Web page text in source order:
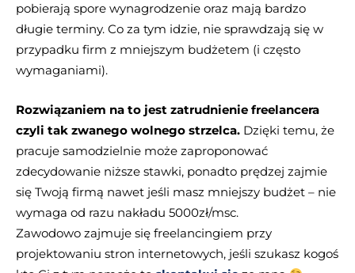
pobierają spore wynagrodzenie oraz mają bardzo
długie terminy. Co za tym idzie, nie sprawdzają się w
przypadku firm z mniejszym budżetem (i często
wymaganiami).
Rozwiązaniem na to jest zatrudnienie freelancera
czyli tak zwanego wolnego strzelca. Dzięki temu, że
pracuje samodzielnie może zaproponować
zdecydowanie niższe stawki, ponadto prędzej zajmie
się Twoją firmą nawet jeśli masz mniejszy budżet – nie
wymaga od razu nakładu 5000zł/msc.
Zawodowo zajmuje się freelancingiem przy
projektowaniu stron internetowych, jeśli szukasz kogoś